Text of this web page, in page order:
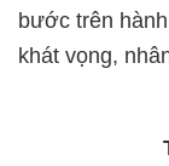
bước trên
khát vọng,